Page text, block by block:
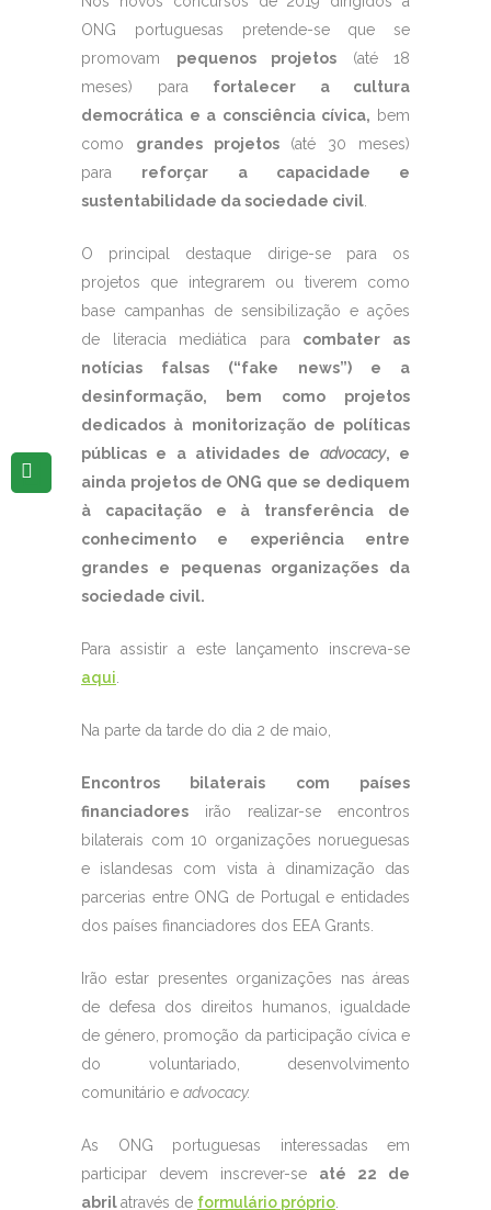
ONG portuguesas pretende-se que se
promovam pequenos projetos (até 18
meses) para fortalecer a cultura
democrática e a consciência cívica, bem
como grandes projetos(até 30 meses)
para reforçar a capacidade e
sustentabilidade da sociedade civil
O principal destaque dirige-se para os
projetos que integrarem ou tiverem como
base campanhas de sensibilização e ações
de literacia mediática para combater as
notícias falsas (“fake news”) e a
desinformação, bem como projetos
dedicados à monitorização de políticas
públicas e a atividades de advocacy, e
ainda projetos de ONG que se dediquem
à capacitação e à transferência de
conhecimento e experiência entre
grandes e pequenas organizações da
sociedade civil.
Para assistir a este lançamento inscreva-se
aqui
Na parte da tarde do dia 2 de maio,
Encontros bilaterais com países
financiadores irão realizar-se encontros
bilaterais com 10 organizações norueguesas
e islandesas com vista à dinamização das
parcerias entre ONG de Portugal e entidades
dos países financiadores dos EEA Grants.
Irão estar presentes organizações nas áreas
de defesa dos direitos humanos, igualdade
de género, promoção da participação cívica e
do voluntariado, desenvolvimento
comunitário e advocacy.
As ONG portuguesas interessadas em
participar devem inscrever-se até 22 de
abrilatravés de formulário próprio